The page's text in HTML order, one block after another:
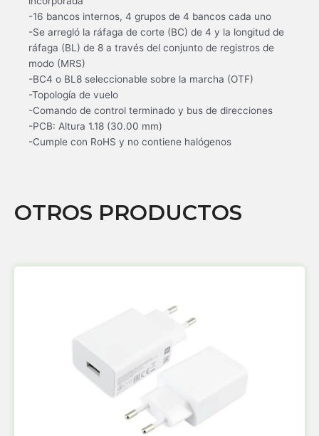
-16 bancos internos, 4 grupos de 4 bancos cada uno
-Se arregló la ráfaga de corte (BC) de 4 y la longitud de
ráfaga (BL) de 8 a través del conjunto de registros de
modo (MRS)
-BC4 o BL8 seleccionable sobre la marcha (OTF)
-Topología de vuelo
-Comando de control terminado y bus de direcciones
-PCB: Altura 1.18 (30.00 mm)
-Cumple con RoHS y no contiene halógenos
OTROS PRODUCTOS